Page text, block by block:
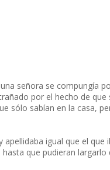
señora se compungía
por el hecho de que
sólo sabían en la casa,
igual que el que
que pudieran largarlo